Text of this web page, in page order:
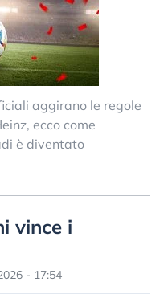
aggirano le regole
ecco come
è diventato
vince i
- 17:54